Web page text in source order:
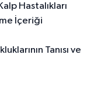
Hastalıkları
İçeriği
Tanısı ve